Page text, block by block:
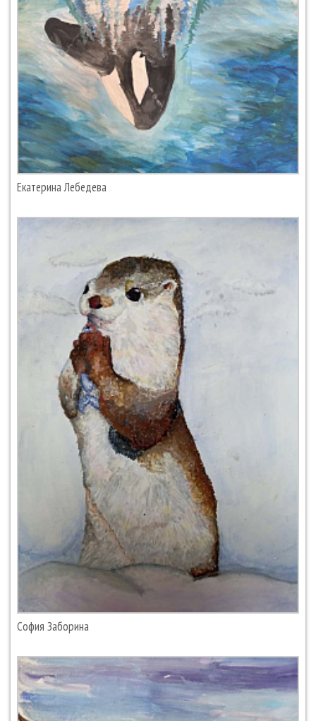
Екатерина Лебедева
София Заборина